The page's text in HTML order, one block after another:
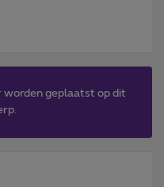
worden geplaatst op dit